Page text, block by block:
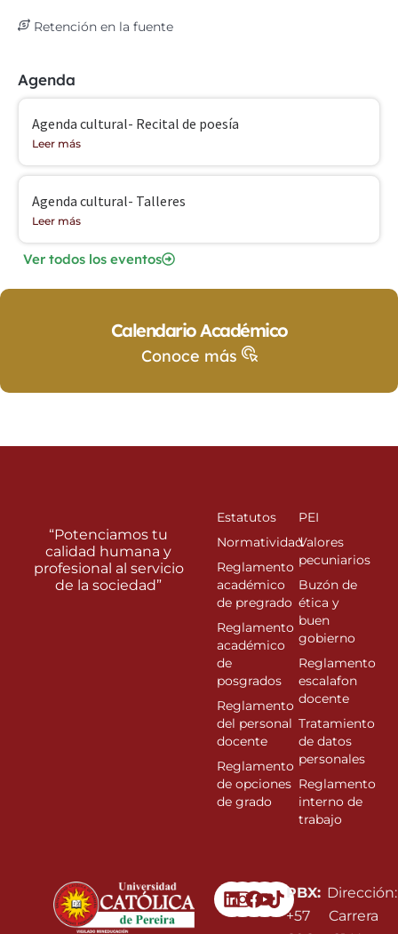
Retención en la fuente
Agenda
Agenda cultural- Recital de poesía
Leer más
Agenda cultural- Talleres
Leer más
Ver todos los eventos
Calendario Académico
Conoce más
Linkedin
Instagram
Facebook
Youtube
PBX:
+57
Dirección:
Carrera
“Potenciamos tu
calidad humana y
profesional al servicio
de la sociedad”
Estatutos
Normatividad
Reglamento
académico
de pregrado
Reglamento
académico
de
posgrados
Reglamento
del personal
docente
Reglamento
de opciones
de grado
PEI
Valores
pecuniarios
Buzón de
ética y
buen
gobierno
Reglamento
escalafon
docente
Tratamiento
de datos
personales
Reglamento
interno de
trabajo